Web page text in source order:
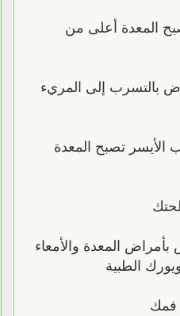
المعدة أعلى من
بالتسرب إلى المريء
الأيسر تصبح المعدة
المعدة والأمعاء
الطبية
فمك